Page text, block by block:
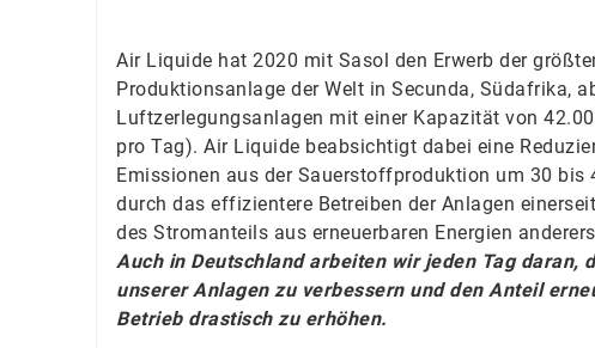
Air Liquide hat 2020 mit Sasol den Erwerb der
Produktionsanlage der Welt in Secunda, Südafrika,
Luftzerlegungsanlagen mit einer Kapazität von
pro Tag). Air Liquide beabsichtigt dabei eine
Emissionen aus der Sauerstoffproduktion um 30 bis
durch das effizientere Betreiben der Anlagen
des Stromanteils aus erneuerbaren Energien
Auch in Deutschland arbeiten wir jeden Tag daran,
unserer Anlagen zu verbessern und den Anteil
Betrieb drastisch zu erhöhen.